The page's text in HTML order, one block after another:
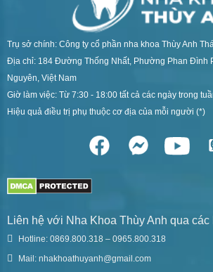
Trụ sở chính: Công ty cổ phần nha khoa Thùy Anh
Địa chỉ: 184 Đường Thống Nhất, Phường Phan Đình
Nguyên, Việt Nam
Giờ làm việc: Từ 7:30 - 18:00 tất cả các ngày trong
Hiệu quả điều trị phụ thuộc cơ địa của mỗi người (*)
Liên hệ với Nha Khoa Thùy Anh qua các
Hotline: 0869.800.318 – 0965.800.318
Mail: nhakhoathuyanh@gmail.com